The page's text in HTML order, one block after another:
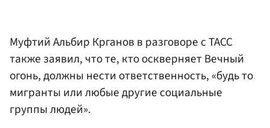
Муфтий Альбир Крганов в разговоре с ТАСС
также заявил, что те, кто оскверняет Вечный
огонь, должны нести ответственность, «будь то
мигранты или любые другие социальные
группы людей».